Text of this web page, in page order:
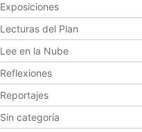
Exposiciones
Lecturas del Plan
Lee en la Nube
Reflexiones
Reportajes
Sin categoría